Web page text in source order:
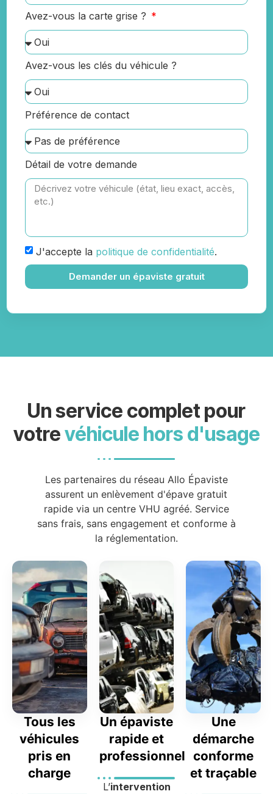
Avez-vous la carte grise ?
Avez-vous les clés du véhicule ?
Préférence de contact
Détail de votre demande
J'accepte la politique de confidentialité.
Demander un épaviste gratuit
Un service complet pour
votrevéhicule hors d'usage
Les partenaires du réseau Allo Épaviste
assurent un enlèvement d'épave gratuit
rapide via un centre VHU agréé. Service
sans frais, sans engagement et conforme à
la réglementation.
Tous les
véhicules
pris en
charge
Un épaviste
rapide et
professionnel
L’intervention
Une
démarche
conforme
et traçable